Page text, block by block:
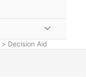
Decision Aid